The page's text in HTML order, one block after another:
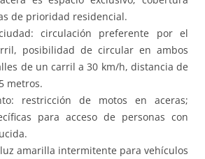
de prioridad residencial.
circulación preferente por el
posibilidad de circular en ambos
de un carril a 30 km/h, distancia de
metros.
restricción de motos en aceras;
para acceso de personas con
amarilla intermitente para vehículos